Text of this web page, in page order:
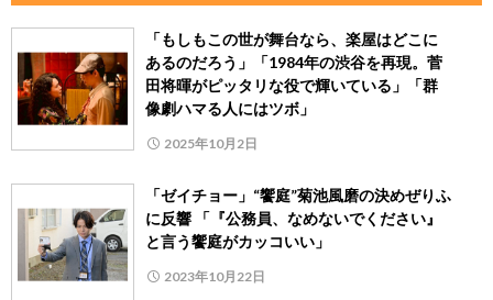
「もしもこの世が舞台なら、楽屋はどこに
あるのだろう」「1984年の渋谷を再現。菅
田将暉がピッタリな役で輝いている」「群
像劇ハマる人にはツボ」
2025年10月2日
「ゼイチョー」“饗庭”菊池風磨の決めぜりふ
に反響 「『公務員、なめないでください』
と言う饗庭がカッコいい」
2023年10月22日